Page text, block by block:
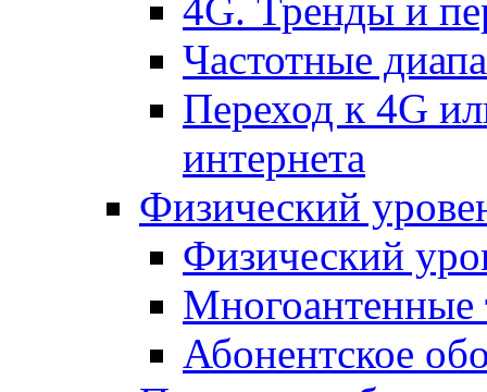
4G. Тренды и
Частотные
Переход к 4G
интернета
Физический
Физический
Многоантенные
Абонентское